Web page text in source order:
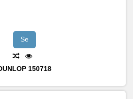
Se
150718